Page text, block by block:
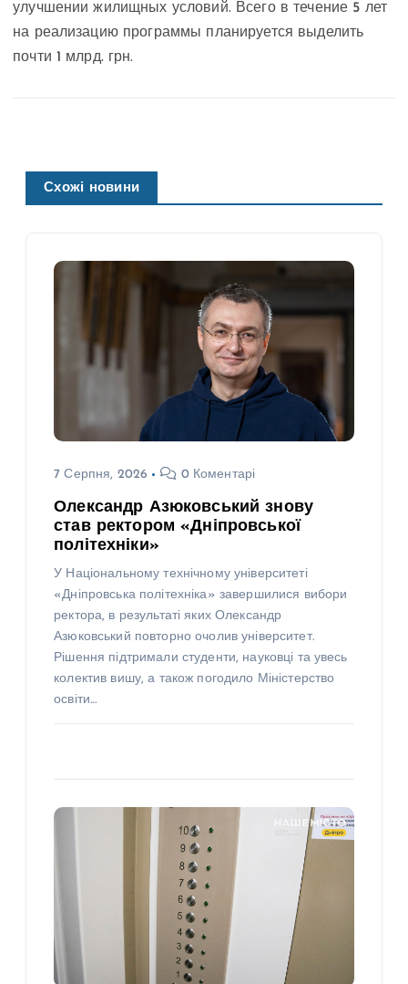
улучшении жилищных условий. Всего в течение 5 лет
на реализацию программы планируется выделить
почти 1 млрд. грн.
Схожі новини
7 Серпня, 2026 0 Коментарі
Олександр Азюковський знову
став ректором «Дніпровської
політехніки»
У Національному технічному університеті
«Дніпровська політехніка» завершилися вибори
ректора, в результаті яких Олександр
Азюковський повторно очолив університет.
Рішення підтримали студенти, науковці та увесь
колектив вишу, а також погодило Міністерство
освіти…